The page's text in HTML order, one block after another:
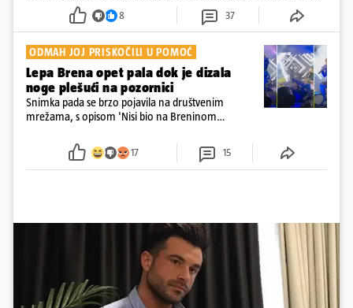
8 37
ODMAH JOJ PRISKOČILI U POMOĆ
Lepa Brena opet pala dok je dizala
noge plešući na pozornici
Snimka pada se brzo pojavila na društvenim
mrežama, s opisom 'Nisi bio na Breninom
Srećom, pjevačica se nije ozlijedila nego je s
osmijehom nastavila pjevati
17 15